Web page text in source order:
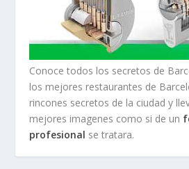
Conoce todos los secretos de
los mejores restaurantes de
rincones secretos de la ciudad y
mejores imagenes como si de un
profesional se tratara.